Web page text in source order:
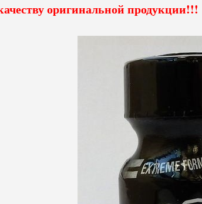
оригинальной продукции!!!